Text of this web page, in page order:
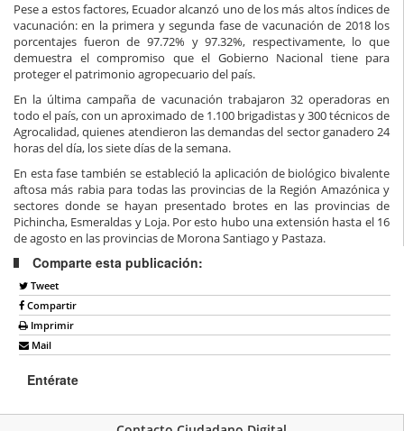
Pese a estos factores, Ecuador alcanzó uno de los más altos índices de
vacunación: en la primera y segunda fase de vacunación de 2018 los
porcentajes fueron de 97.72% y 97.32%, respectivamente, lo que
demuestra el compromiso que el Gobierno Nacional tiene para
proteger el patrimonio agropecuario del país.
En la última campaña de vacunación trabajaron 32 operadoras en
todo el país, con un aproximado de 1.100 brigadistas y 300 técnicos de
Agrocalidad, quienes atendieron las demandas del sector ganadero 24
horas del día, los siete días de la semana.
En esta fase también se estableció la aplicación de biológico bivalente
aftosa más rabia para todas las provincias de la Región Amazónica y
sectores donde se hayan presentado brotes en las provincias de
Pichincha, Esmeraldas y Loja. Por esto hubo una extensión hasta el 16
de agosto en las provincias de Morona Santiago y Pastaza.
Comparte esta publicación:
Tweet
Compartir
Imprimir
Mail
Entérate